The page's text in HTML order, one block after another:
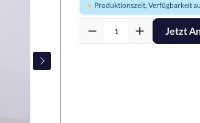
Produktionszeit, Verfügbarkeit
Jetzt